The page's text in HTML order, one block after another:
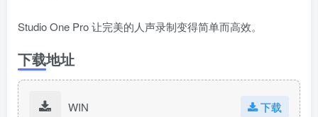
Studio One Pro 让完美的人声录制变得简单而高效。
下载地址
WIN 下载